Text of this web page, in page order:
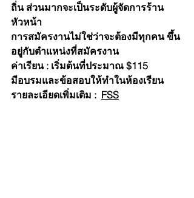
ถิ่น ส่วนมากจะเป็นระดับผู้จัดการร้าน
หัวหน้า
การสมัครงานไม่ใช่ว่าจะต้องมีทุกคน ขึ้น
อยู่กับตำแหน่งที่สมัครงาน
ค่าเรียน : เริ่มต้นที่ประมาณ $115
มีอบรมและข้อสอบให้ทำในห้องเรียน
รายละเอียดเพิ่มเติม : FSS